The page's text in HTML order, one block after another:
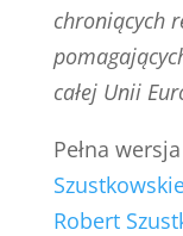
chroniących
całej Unii
Pełna
Robert